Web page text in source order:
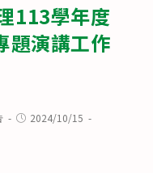
113學年度
題演講工作
Post2024/10/15